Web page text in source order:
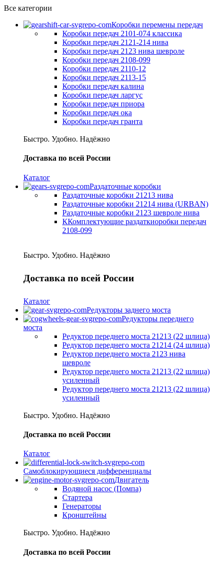
Все категории
Коробки перемены передач
Коробки передач 2101-074 классика
Коробки передач 2121-214 нива
Коробки передач 2123 нива шевроле
Коробки передач 2108-099
Коробки передач 2110-12
Коробки передач 2113-15
Коробки передач калина
Коробки передач ларгус
Коробки передач приора
Коробки передач ока
Коробки передач гранта
Быстро. Удобно. Надёжно
Доставка по всей России
Каталог
Раздаточные коробки
Раздаточные коробки 21213 нива
Раздаточные коробки 21214 нива (URBAN)
Раздаточные коробки 2123 шевроле нива
ККомплектующие раздаткиоробки передач
2108-099
Быстро. Удобно. Надёжно
Доставка по всей России
Каталог
Редукторы заднего моста
Редукторы переднего
моста
Редуктор переднего моста 21213 (22 шлица)
Редуктор переднего моста 21214 (24 шлица)
Редуктор переднего моста 2123 нива
шевроле
Редуктор переднего моста 21213 (22 шлица)
усиленный
Редуктор переднего моста 21213 (22 шлица)
усиленный
Быстро. Удобно. Надёжно
Доставка по всей России
Каталог
Самоблокирующиеся дифференциалы
Двигатель
Водяной насос (Помпа)
Стартера
Генераторы
Кронштейны
Быстро. Удобно. Надёжно
Доставка по всей России